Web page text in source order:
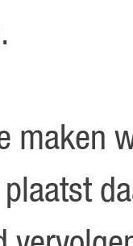
maken